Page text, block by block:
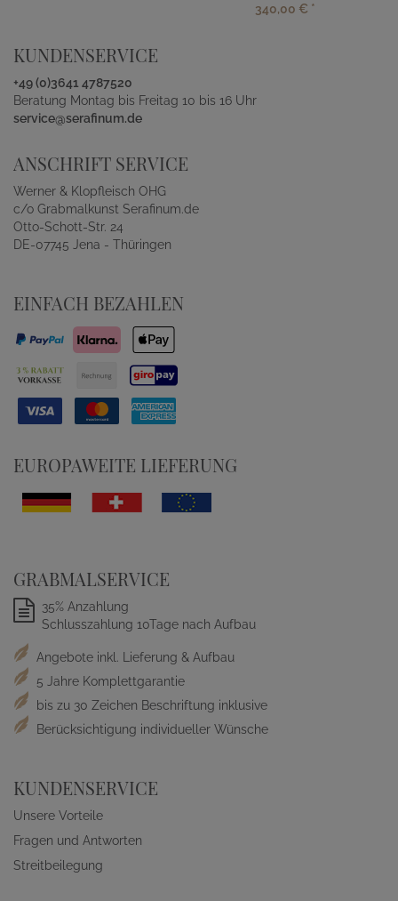
340,00 € *
KUNDENSERVICE
+49 (0)3641 4787520
Beratung Montag bis Freitag 10 bis 16 Uhr
service@serafinum.de
ANSCHRIFT SERVICE
Werner & Klopfleisch OHG
c/o Grabmalkunst Serafinum.de
Otto-Schott-Str. 24
DE-07745 Jena - Thüringen
EINFACH BEZAHLEN
EUROPAWEITE LIEFERUNG
GRABMALSERVICE
35% Anzahlung
Schlusszahlung 10Tage nach Aufbau
Angebote inkl. Lieferung & Aufbau
5 Jahre Komplettgarantie
bis zu 30 Zeichen Beschriftung inklusive
Berücksichtigung individueller Wünsche
KUNDENSERVICE
Unsere Vorteile
Fragen und Antworten
Streitbeilegung